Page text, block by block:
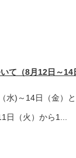
て（8月12日～14
水)～14日（金）
日（火）から1...